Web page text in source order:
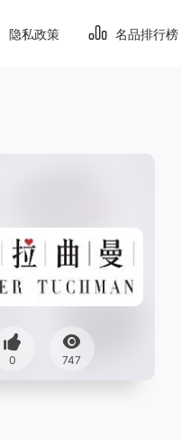
隐私政策 名品排行榜
0 747